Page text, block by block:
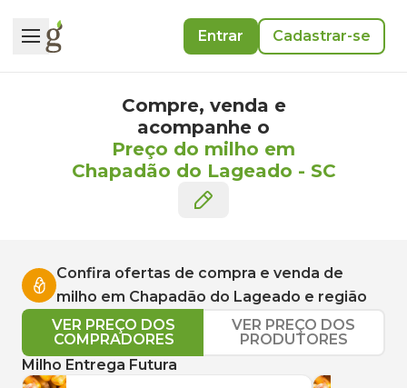
Entrar Cadastrar-se
Compre, venda e
acompanhe o
Preço do milho em
Chapadão do Lageado - SC
Confira ofertas de compra e venda de
milho em Chapadão do Lageado e região
VER PREÇO DOS
COMPRADORES
VER PREÇO DOS
PRODUTORES
Milho Entrega Futura